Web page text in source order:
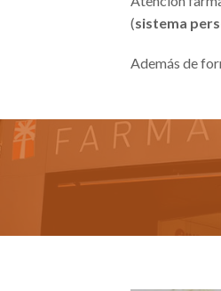
(sistema
Además de